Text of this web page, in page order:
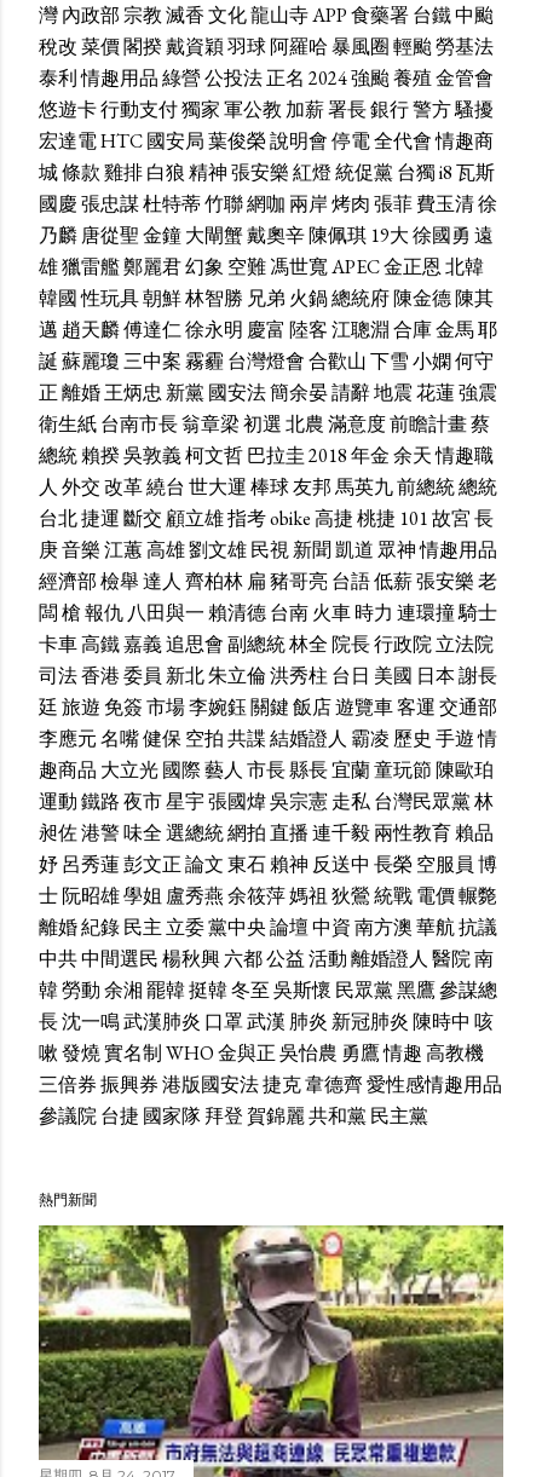
灣內政部宗教滅香文化龍山寺APP食藥署台鐵中颱
稅改菜價閣揆戴資穎羽球阿羅哈暴風圈輕颱勞基法
泰利情趣用品綠營公投法正名 2024強颱養殖金管會
悠遊卡行動支付獨家軍公教 加薪署長銀行警方騷擾
宏達電HTC國安局葉俊榮說明會停電全代會情趣商
城條款雞排白狼精神張安樂紅燈統促黨台獨i8瓦斯
國慶張忠謀杜特蒂竹聯網咖 兩岸烤肉張菲費玉清徐
乃麟唐從聖金鐘大閘蟹戴奧辛陳佩琪 19大徐國勇 遠
雄獵雷艦鄭麗君幻象 空難馮世寬APEC金正恩北韓
韓國性玩具朝鮮林智勝 兄弟 火鍋總統府陳金德陳其
邁 趙天麟傅達仁徐永明 慶富 陸客江聰淵合庫金馬耶
誕蘇麗瓊三中案霧霾 台灣燈會合歡山下雪小嫻何守
正離婚王炳忠 新黨國安法簡余晏請辭地震花蓮強震
衛生紙台南市長翁章梁初選北農滿意度前瞻計畫蔡
總統賴揆吳敦義柯文哲巴拉圭2018年金余天情趣職
人 外交改革繞台 世大運棒球友邦馬英九前總統總統
台北捷運斷交 顧立雄指考obike高捷桃捷 101故宮長
庚音樂江蕙高雄劉文雄民視新聞凱道 眾神情趣用品
經濟部檢舉達人 齊柏林 扁豬哥亮台語低薪張安樂老
闆槍報仇 八田與一賴清德台南火車時力 連環撞騎士
卡車高鐵嘉義追思會副總統林全院長行政院立法院
司法香港委員 新北朱立倫洪秀柱 台日 美國 日本謝長
廷旅遊 免簽市場李婉鈺關鍵飯店遊覽車客運交通部
李應元名嘴健保空拍共諜結婚證人 霸凌 歷史 手遊情
趣商品 大立光國際藝人 市長縣長宜蘭童玩節陳歐珀
運動鐵路夜市星宇張國煒吳宗憲走私台灣民眾黨林
昶佐港警味全選總統網拍直播連千毅兩性教育賴品
妤呂秀蓮彭文正論文東石賴神 反送中 長榮空服員 博
士阮昭雄學姐 盧秀燕余筱萍媽祖 狄鶯統戰電價輾斃
離婚紀錄民主 立委黨中央論壇中資南方澳華航抗議
中共中間選民楊秋興六都公益活動離婚證人 醫院南
韓勞動余湘罷韓挺韓冬至吳斯懷 民眾黨黑鷹參謀總
長沈一鳴武漢肺炎 口罩武漢 肺炎 新冠肺炎陳時中 咳
嗽發燒實名制WHO金與正吳怡農 勇鷹情趣高教機
三倍券振興券港版國安法捷克韋德齊愛性感情趣用品
參議院台捷 國家隊拜登賀錦麗共和黨民主黨
熱門新聞